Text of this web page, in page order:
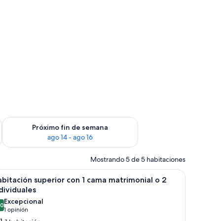
semana ago 7 - ago 9
Próximo fin de semana
ago 14 - ago 16
Consulta la disponibilidad para el próximo fin de semana ago
Mostrando 5 de 5 habitaciones
Una cama bien hecha con sábanas blancas,
1
superior con 1 cama matrimonial o 2
de 10
Excepcional
1 opinión
(1